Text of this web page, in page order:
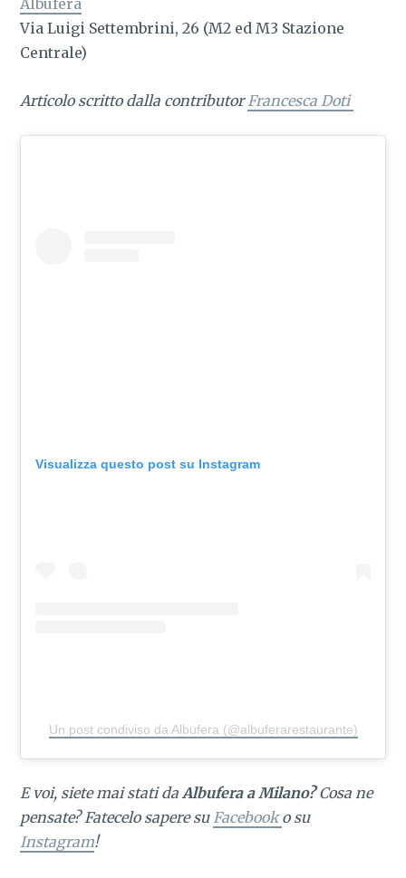
Albufera
Via Luigi Settembrini, 26 (M2 ed M3 Stazione
Centrale)
Articolo scritto dalla contributor Francesca Doti
Visualizza questo post su Instagram
Un post condiviso da Albufera (@albuferarestaurante)
E voi, siete mai stati daAlbufera a Milano?Cosa ne
pensate? Fatecelo sapere su Facebooko su
Instagram!